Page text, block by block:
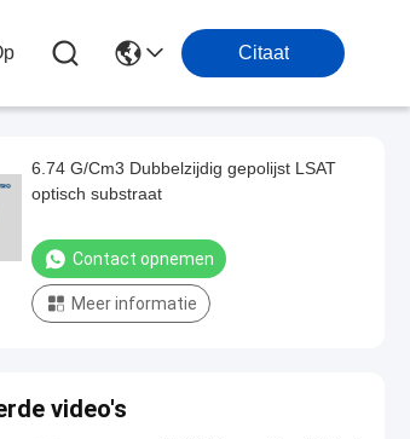
Citaat
6.74 G/Cm3 Dubbelzijdig gepolijst LSAT
optisch substraat
Contact opnemen
Meer informatie
video's